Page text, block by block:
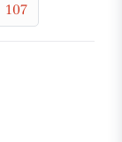
107